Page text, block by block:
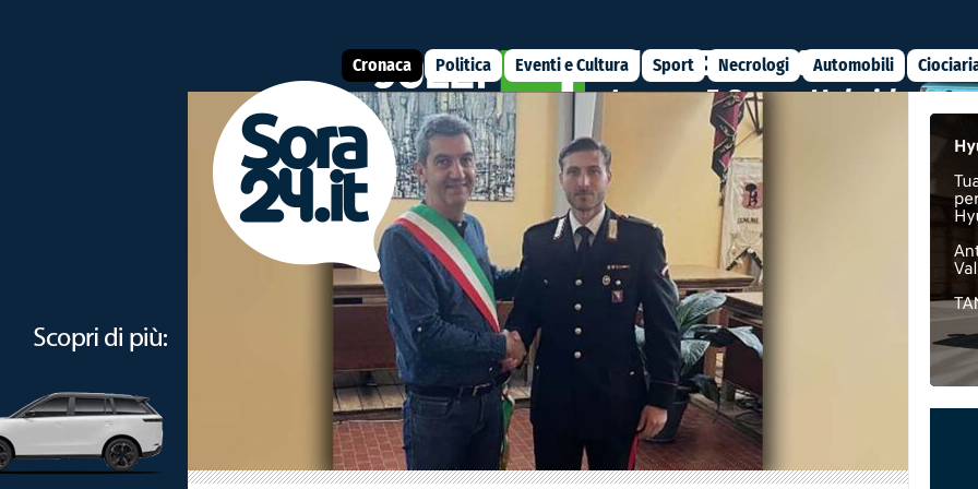
Cronaca Politica Eventi e Cultura Sport Necrologi Automobili